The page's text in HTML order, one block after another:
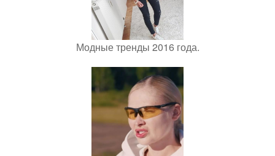
Модные тренды 2016 года.